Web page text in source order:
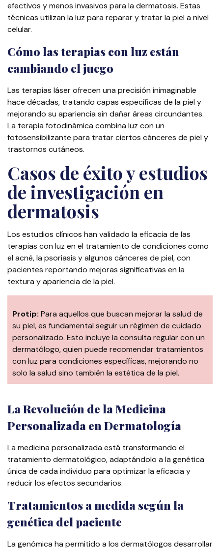
efectivos y menos invasivos para la dermatosis. Estas
técnicas utilizan la luz para reparar y tratar la piel a nivel
celular.
Cómo las terapias con luz están
cambiando el juego
Las terapias láser ofrecen una precisión inimaginable
hace décadas, tratando capas específicas de la piel y
mejorando su apariencia sin dañar áreas circundantes.
La terapia fotodinámica combina luz con un
fotosensibilizante para tratar ciertos cánceres de piel y
trastornos cutáneos.
Casos de éxito y estudios
de investigación en
dermatosis
Los estudios clínicos han validado la eficacia de las
terapias con luz en el tratamiento de condiciones como
el acné, la psoriasis y algunos cánceres de piel, con
pacientes reportando mejoras significativas en la
textura y apariencia de la piel.
Protip: Para aquellos que buscan mejorar la salud de
su piel, es fundamental seguir un régimen de cuidado
personalizado. Esto incluye la consulta regular con un
dermatólogo, quien puede recomendar tratamientos
con luz para condiciones específicas, mejorando no
solo la salud sino también la estética de la piel.
La Revolución de la Medicina
Personalizada en Dermatología
La medicina personalizada está transformando el
tratamiento dermatológico, adaptándolo a la genética
única de cada individuo para optimizar la eficacia y
reducir los efectos secundarios.
Tratamientos a medida según la
genética del paciente
La genómica ha permitido a los dermatólogos desarrollar